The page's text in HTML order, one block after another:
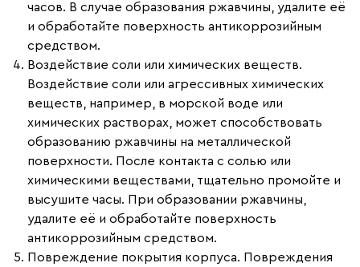
часов. В случае образования ржавчины, удалите её
и обработайте поверхность антикоррозийным
средством.
Воздействие соли или химических веществ.
Воздействие соли или агрессивных химических
веществ, например, в морской воде или
химических растворах, может способствовать
образованию ржавчины на металлической
поверхности. После контакта с солью или
химическими веществами, тщательно промойте и
высушите часы. При образовании ржавчины,
удалите её и обработайте поверхность
антикоррозийным средством.
Повреждение покрытия корпуса. Повреждения